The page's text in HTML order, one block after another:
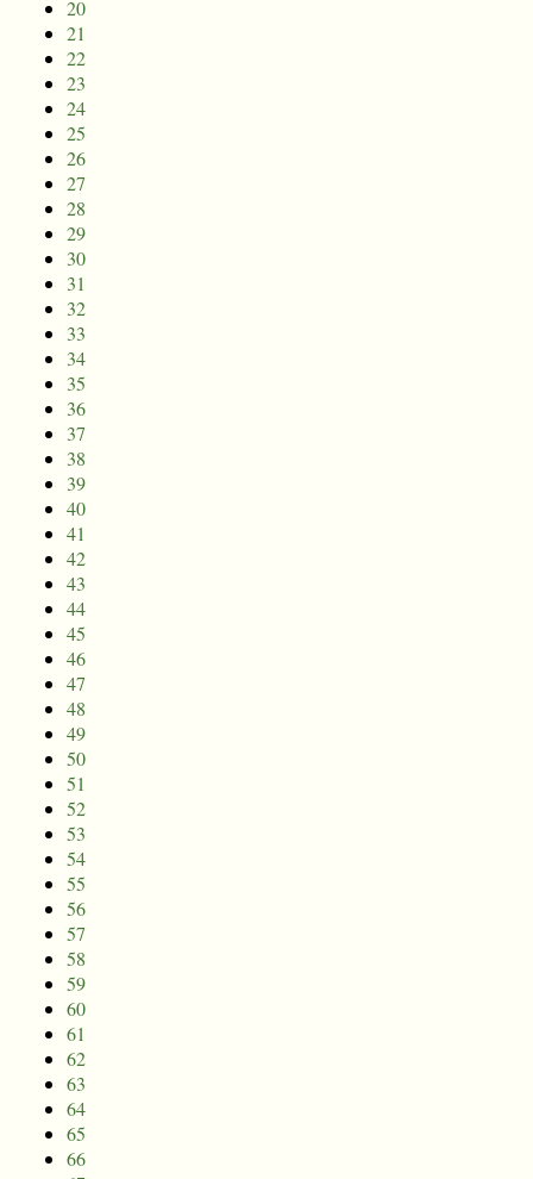
20
21
22
23
24
25
26
27
28
29
30
31
32
33
34
35
36
37
38
39
40
41
42
43
44
45
46
47
48
49
50
51
52
53
54
55
56
57
58
59
60
61
62
63
64
65
66